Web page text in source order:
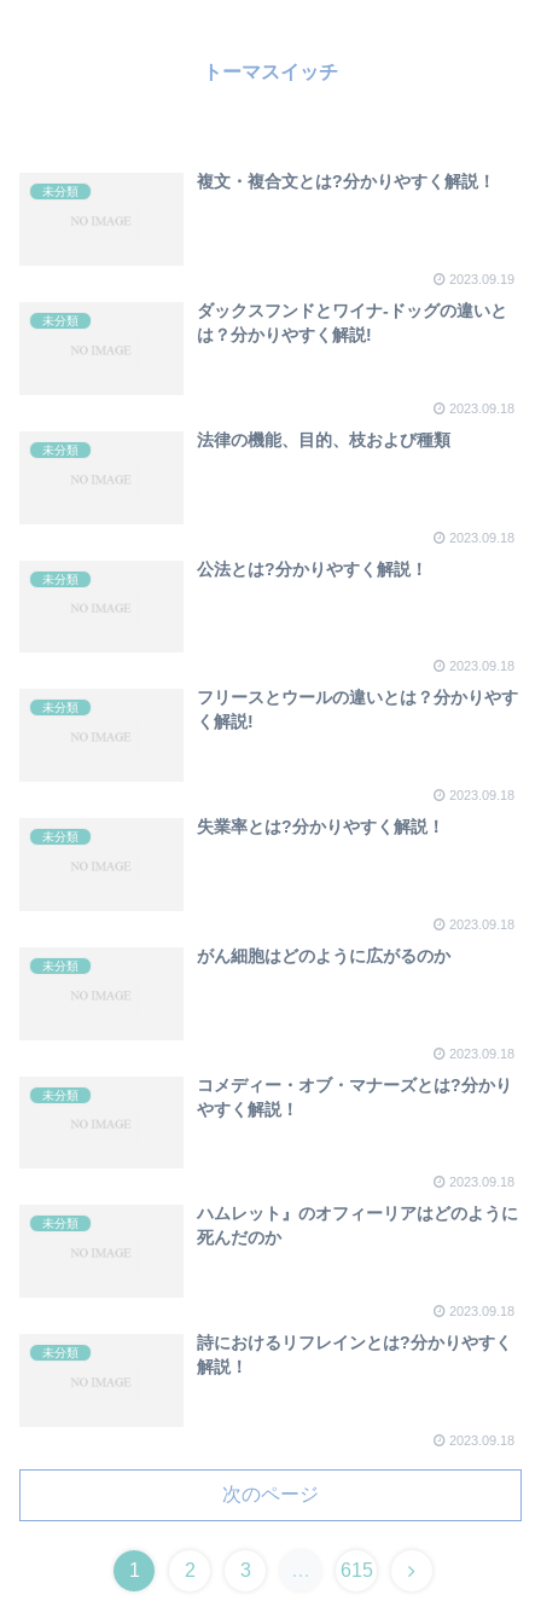
トーマスイッチ
未分類
複文・複合文とは?分かりやすく解説！
2023.09.19
未分類
ダックスフンドとワイナ-ドッグの違いと
は？分かりやすく解説!
2023.09.18
未分類
法律の機能、目的、枝および種類
2023.09.18
未分類
公法とは?分かりやすく解説！
2023.09.18
未分類
フリースとウールの違いとは？分かりやす
く解説!
2023.09.18
未分類
失業率とは?分かりやすく解説！
2023.09.18
未分類
がん細胞はどのように広がるのか
2023.09.18
未分類
コメディー・オブ・マナーズとは?分かり
やすく解説！
2023.09.18
未分類
ハムレット』のオフィーリアはどのように
死んだのか
2023.09.18
未分類
詩におけるリフレインとは?分かりやすく
解説！
2023.09.18
次のページ
1 2 3 … 615